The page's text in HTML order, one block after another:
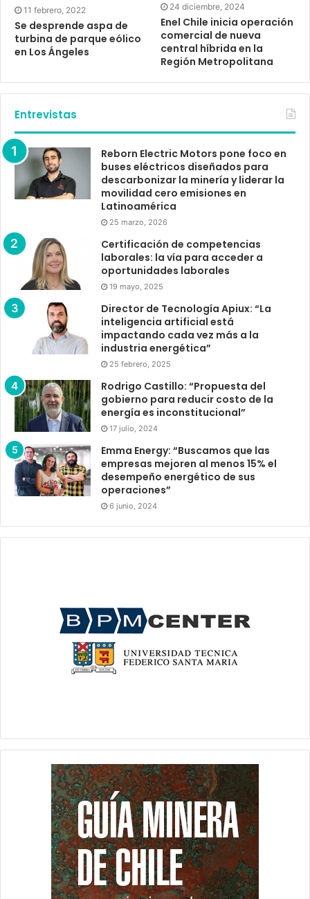
11 febrero, 2022
Se desprende aspa de
turbina de parque eólico
en Los Ángeles
24 diciembre, 2024
Enel Chile inicia operación
comercial de nueva
central híbrida en la
Región Metropolitana
Entrevistas
Reborn Electric Motors pone foco en
buses eléctricos diseñados para
descarbonizar la minería y liderar la
movilidad cero emisiones en
Latinoamérica
25 marzo, 2026
Certificación de competencias
laborales: la vía para acceder a
oportunidades laborales
19 mayo, 2025
Director de Tecnología Apiux: “La
inteligencia artificial está
impactando cada vez más a la
industria energética”
25 febrero, 2025
Rodrigo Castillo: “Propuesta del
gobierno para reducir costo de la
energía es inconstitucional”
17 julio, 2024
Emma Energy: “Buscamos que las
empresas mejoren al menos 15% el
desempeño energético de sus
operaciones”
6 junio, 2024